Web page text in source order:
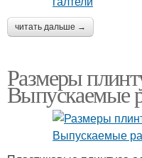
читать дальше →
Размеры
Выпускаемые